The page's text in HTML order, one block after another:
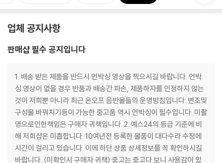
업체 공지사항
판매샵 필수 공지입니다
1. 배송 받은 제품을 반드시 언박싱 영상을 찍으시길 바랍니다. 언박
싱 영상이 없을 경우 반품과 배송간 파손, 제품하자를 인정하지 않는
것이 저희뿐 아니라 최근 온오프 음반몰들의 운영방침입니다. 변조및
구성물 바꿔치기등이 가능한 중고품 역시 언박싱이 필수입니다. 미촬
영으로인한책임은 구매자 귀책입니다. 2. 예스24의 등급 기준에 비
해 저희샵은 미흡합니다. 10여년전 등록한 물품이 대다수라 수정에
시간이 걸리고 있습니다. 이에 하단 상품 상세정보를 꼭 확인하시길
바랍니다. (미확인시 구매자 귀책) 중고는 중고다 보니 사용감이 있